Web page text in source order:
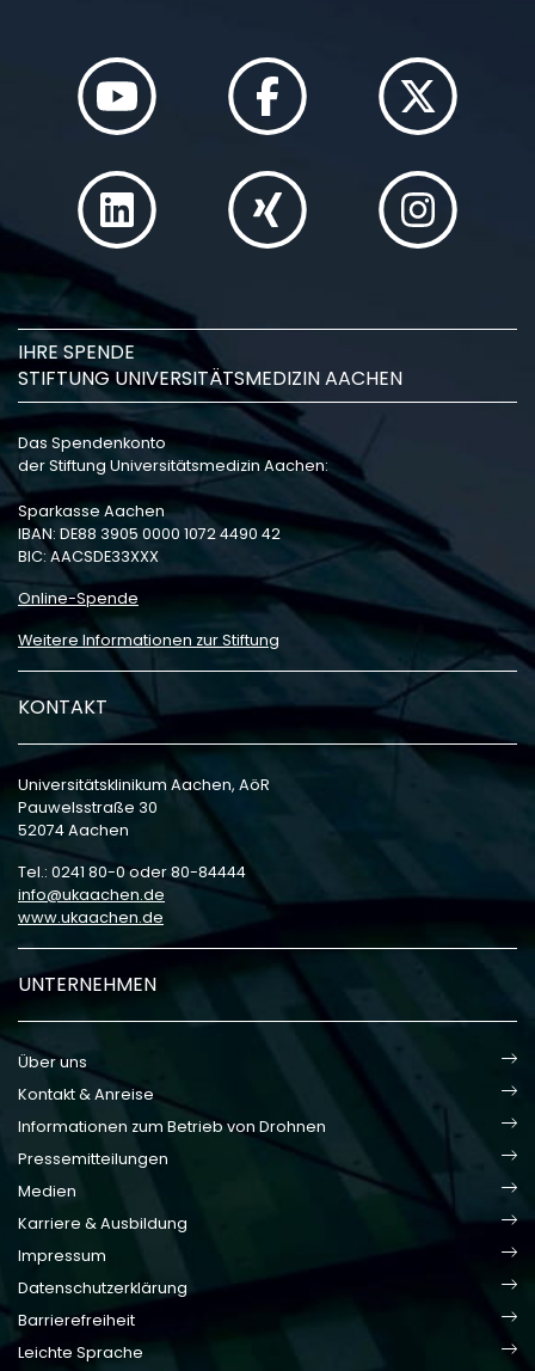
IHRE SPENDE
STIFTUNG UNIVERSITÄTSMEDIZIN AACHEN
Das Spendenkonto
der Stiftung Universitätsmedizin Aachen:
Sparkasse Aachen
IBAN: DE88 3905 0000 1072 4490 42
BIC: AACSDE33XXX
Online-Spende
Weitere Informationen zur Stiftung
KONTAKT
Universitätsklinikum Aachen, AöR
Pauwelsstraße 30
52074 Aachen
Tel.: 0241 80-0 oder 80-84444
info
ukaachen de
www.ukaachen.de
UNTERNEHMEN
Über uns
Kontakt & Anreise
Informationen zum Betrieb von Drohnen
Pressemitteilungen
Medien
Karriere & Ausbildung
Impressum
Datenschutzerklärung
Barrierefreiheit
Leichte Sprache